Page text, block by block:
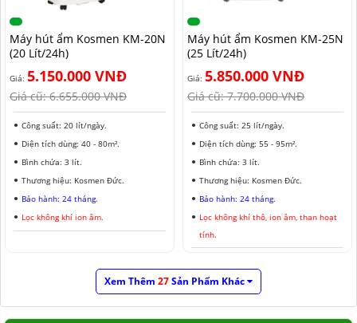
Máy hút ẩm Kosmen KM-20N
(20 Lít/24h)
Giá: 5.150.000 VNĐ
Giá cũ:6.655.000 VNĐ
Công suất: 20 lít/ngày.
Diện tích dùng: 40 - 80m².
Bình chứa: 3 lít.
Thương hiệu: Kosmen Đức.
Bảo hành: 24 tháng.
Lọc không khí ion âm.
Máy hút ẩm Kosmen KM-25N
(25 Lít/24h)
Giá: 5.850.000 VNĐ
Giá cũ:7.700.000 VNĐ
Công suất: 25 lít/ngày.
Diện tích dùng: 55 - 95m².
Bình chứa: 3 lít.
Thương hiệu: Kosmen Đức.
Bảo hành: 24 tháng.
Lọc không khí thô, ion âm, than hoạt
tính.
Xem Thêm 27Sản Phẩm Khác